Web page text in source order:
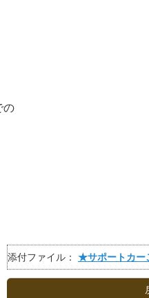
の
添付ファイル： ★サポートカー